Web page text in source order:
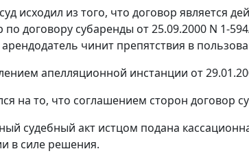
исходил из того, что договор является
по договору субаренды от 25.09.2000 N 1-
арендодатель чинит препятствия в
апелляционной инстанции от
на то, что соглашением сторон договор
судебный акт истцом подана
в силе решения.